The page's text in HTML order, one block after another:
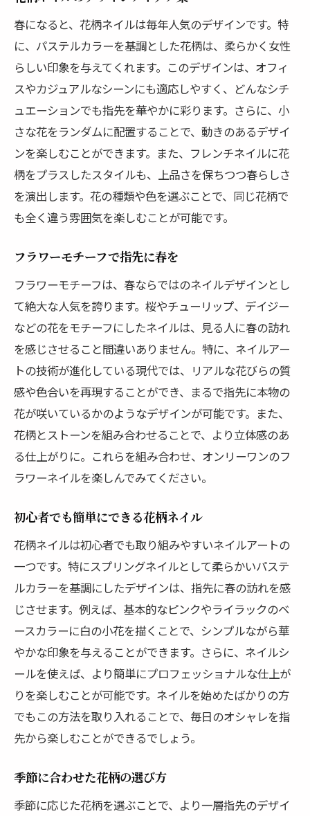
春になると、花柄ネイルは毎年人気のデザインです。特
に、パステルカラーを基調とした花柄は、柔らかく女性
らしい印象を与えてくれます。このデザインは、オフィ
スやカジュアルなシーンにも適応しやすく、どんなシチ
ュエーションでも指先を華やかに彩ります。さらに、小
さな花をランダムに配置することで、動きのあるデザイ
ンを楽しむことができます。また、フレンチネイルに花
柄をプラスしたスタイルも、上品さを保ちつつ春らしさ
を演出します。花の種類や色を選ぶことで、同じ花柄で
も全く違う雰囲気を楽しむことが可能です。
フラワーモチーフで指先に春を
フラワーモチーフは、春ならではのネイルデザインとし
て絶大な人気を誇ります。桜やチューリップ、デイジー
などの花をモチーフにしたネイルは、見る人に春の訪れ
を感じさせること間違いありません。特に、ネイルアー
トの技術が進化している現代では、リアルな花びらの質
感や色合いを再現することができ、まるで指先に本物の
花が咲いているかのようなデザインが可能です。また、
花柄とストーンを組み合わせることで、より立体感のあ
る仕上がりに。これらを組み合わせ、オンリーワンのフ
ラワーネイルを楽しんでみてください。
初心者でも簡単にできる花柄ネイル
花柄ネイルは初心者でも取り組みやすいネイルアートの
一つです。特にスプリングネイルとして柔らかいパステ
ルカラーを基調にしたデザインは、指先に春の訪れを感
じさせます。例えば、基本的なピンクやライラックのベ
ースカラーに白の小花を描くことで、シンプルながら華
やかな印象を与えることができます。さらに、ネイルシ
ールを使えば、より簡単にプロフェッショナルな仕上が
りを楽しむことが可能です。ネイルを始めたばかりの方
でもこの方法を取り入れることで、毎日のオシャレを指
先から楽しむことができるでしょう。
季節に合わせた花柄の選び方
季節に応じた花柄を選ぶことで、より一層指先のデザイ